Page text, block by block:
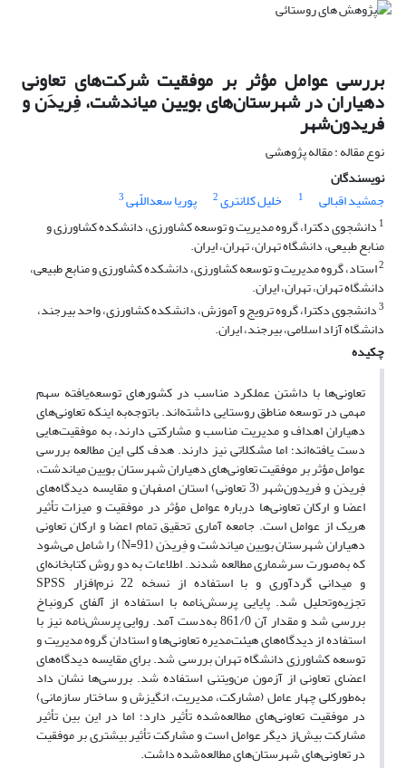
بررسی عوامل مؤثر بر موفقیت شرکت‌های تعاونی
دهیاران در شهرستان‌های بویین میاندشت، فِریدَن و
فریدون‌شهر
نوع مقاله : مقاله پژوهشی
نویسندگان
جمشید اقبالی
1 خلیل کلانتری2 پوریا سعداللّهی3
1 دانشجوی دکترا، گروه مدیریت و توسعه کشاورزی، دانشکده کشاورزی و
منابع طبیعی، دانشگاه تهران، تهران، ایران.
2استاد، گروه مدیریت و توسعه کشاورزی، دانشکده کشاورزی و منابع طبیعی،
دانشگاه تهران، تهران، ایران.
3دانشجوی دکترا، گروه ترویج و آموزش، دانشکده کشاورزی، واحد بیرجند،
دانشگاه آزاد اسلامی، بیرجند، ایران.
چکیده
تعاونی‌ها با داشتن عملکرد مناسب در کشورهای توسعه‌یافته سهم
مهمی در توسعه مناطق روستایی داشته‌اند. باتوجه‌به اینکه تعاونی‌های
دهیاران اهداف و مدیریت مناسب و مشارکتی دارند، به موفقیت‌هایی
دست‌ یافته‌اند؛ اما مشکلاتی نیز دارند. هدف کلی این مطالعه بررسی
عوامل مؤثر بر موفقیت تعاونی‌های دهیاران شهرستان بویین میاندشت،
فِریدَن و فریدون‌شهر (3 تعاونی) استان اصفهان و مقایسه دیدگاه‌های
اعضا و ارکان تعاونی‌ها درباره عوامل مؤثر در موفقیت و میزات تأثیر
هریک از عوامل است. جامعه آماری تحقیق تمام اعضا و ارکان تعاونی
دهیاران شهرستان بویین میاندشت و فِریدَن (N=91) را شامل می‌شود
که به‌صورت سرشماری مطالعه شدند. اطلاعات به دو روش کتابخانه‌ای
و میدانی گردآوری و با استفاده از نسخه 22 نرم‌افزار SPSS
تجزیه‌وتحلیل شد. پایایی پرسش‌نامه با استفاده از آلفای کرونباخ
بررسی شد و مقدار آن 861/0 به‌دست آمد. روایی پرسش‌نامه نیز با
استفاده از دیدگاه‌های هیئت‌مدیره تعاونی‌ها و استادان گروه مدیریت و
توسعه کشاورزی دانشگاه تهران بررسی‌ شد. برای مقایسه دیدگاه‌های
اعضای تعاونی از آزمون من‌ویتنی استفاده شد. بررسی‌ها نشان داد
به‌طورکلی چهار عامل (مشارکت، مدیریت، انگیزش و ساختار سازمانی)
در موفقیت تعاونی‌های مطالعه‌شده تأثیر دارد؛ اما در این بین تأثیر
مشارکت بیش‌از دیگر عوامل است و مشارکت تأثیر بیشتری بر موفقیت
در تعاونی‌های شهرستان‌های مطالعه‌شده داشت.